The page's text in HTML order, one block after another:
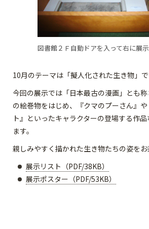
図書館２Ｆ自動ドアを入って右に展示
10月のテーマは「擬人化された生き物」で
今回の展示では「日本最古の漫画」とも称
の絵巻物をはじめ、『クマのプーさん』
ト』といったキャラクターの登場する作
ます。
親しみやすく描かれた生き物たちの姿をお
展示リスト（PDF/38KB）
展示ポスター（PDF/53KB）